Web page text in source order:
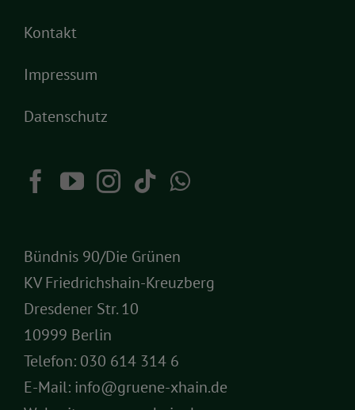
Kontakt
Impressum
Datenschutz
Bündnis 90/Die Grünen
KV Friedrichshain-Kreuzberg
Dresdener Str. 10
10999 Berlin
Telefon: 030 614 314 6
E-Mail: info@gruene-xhain.de